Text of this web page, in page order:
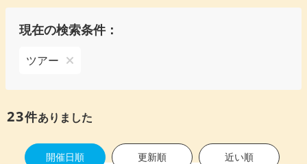
現在の検索条件：
ツアー
23件ありました
開催日順 更新順 近い順